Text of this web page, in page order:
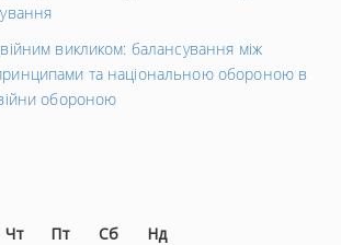
викликом: балансування між
та національною обороною в
обороною
Чт Пт Сб
Нд